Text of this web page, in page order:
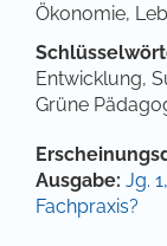
Ökonomie,
Entwicklung,
Grüne
Artikel-
Ausgabe: Jg.
Fachpraxis?